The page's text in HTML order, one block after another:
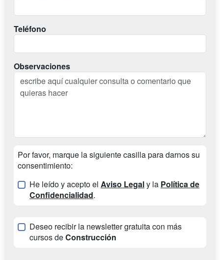
Teléfono
Observaciones
Por favor, marque la siguiente casilla para darnos su
consentimiento:
He leído y acepto el Aviso Legaly la Política de
Confidencialidad.
Deseo recibir la newsletter gratuita con más
cursos deConstrucción